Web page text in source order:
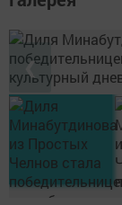
❮